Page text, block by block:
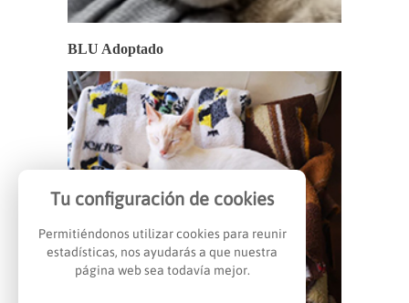
BLU Adoptado
Tu configuración de cookies
Permitiéndonos utilizar cookies para reunir
estadísticas, nos ayudarás a que nuestra
página web sea todavía mejor.